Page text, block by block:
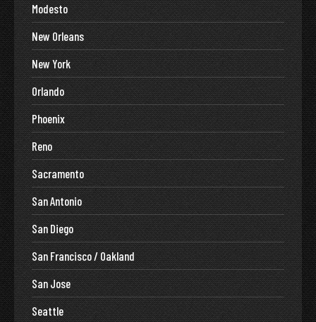
Modesto
New Orleans
New York
Orlando
Phoenix
Reno
Sacramento
San Antonio
San Diego
San Francisco / Oakland
San Jose
Seattle